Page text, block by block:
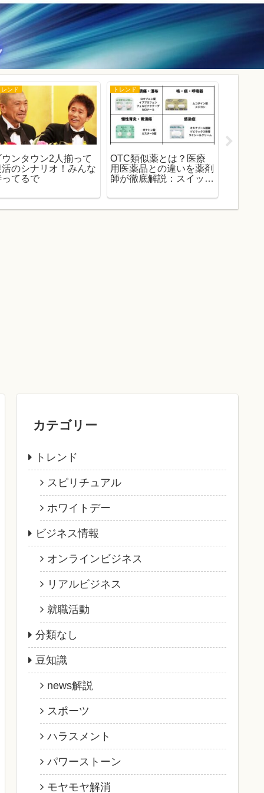
レンド
ウンタウン2人揃って
活のシナリオ！みんな
ってるで
トレンド
OTC類似薬とは？医療
用医薬品との違いを薬剤
師が徹底解説：スイッチ
完全ガイド
伊の軌
カテゴリー
トレンド
スピリチュアル
ホワイトデー
ビジネス情報
オンラインビジネス
リアルビジネス
就職活動
分類なし
豆知識
news解説
スポーツ
ハラスメント
パワーストーン
モヤモヤ解消